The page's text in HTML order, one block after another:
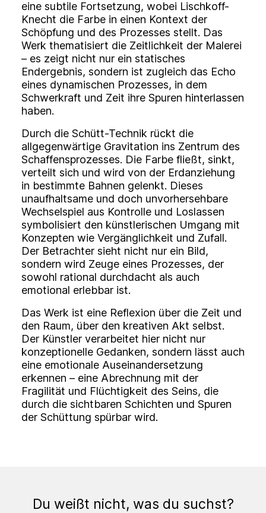
eine subtile Fortsetzung, wobei Lischkoff-
Knecht die Farbe in einen Kontext der
Schöpfung und des Prozesses stellt. Das
Werk thematisiert die Zeitlichkeit der Malerei
– es zeigt nicht nur ein statisches
Endergebnis, sondern ist zugleich das Echo
eines dynamischen Prozesses, in dem
Schwerkraft und Zeit ihre Spuren hinterlassen
haben.
Durch die Schütt-Technik rückt die
allgegenwärtige Gravitation ins Zentrum des
Schaffensprozesses. Die Farbe fließt, sinkt,
verteilt sich und wird von der Erdanziehung
in bestimmte Bahnen gelenkt. Dieses
unaufhaltsame und doch unvorhersehbare
Wechselspiel aus Kontrolle und Loslassen
symbolisiert den künstlerischen Umgang mit
Konzepten wie Vergänglichkeit und Zufall.
Der Betrachter sieht nicht nur ein Bild,
sondern wird Zeuge eines Prozesses, der
sowohl rational durchdacht als auch
emotional erlebbar ist.
Das Werk ist eine Reflexion über die Zeit und
den Raum, über den kreativen Akt selbst.
Der Künstler verarbeitet hier nicht nur
konzeptionelle Gedanken, sondern lässt auch
eine emotionale Auseinandersetzung
erkennen – eine Abrechnung mit der
Fragilität und Flüchtigkeit des Seins, die
durch die sichtbaren Schichten und Spuren
der Schüttung spürbar wird.
Du weißt nicht, was du suchst?